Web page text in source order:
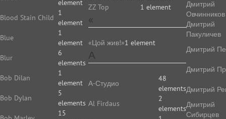
element
Blood Stain Child
1
element
Blue
1
element
Blur
6
elements
Bob Dilan
1
element
Bob Dylan
5
elements
15
ZZ Top
1 element
«
«Цой жив!»1 element
А
А-Студио
48
elements
Аl Firdaus
2
elements
Дмитрий
Овчинников
Дмитрий
Пакуличев
Дмитрий
Дмитрий
Дмитрий
Дмитрий
Сибирцев